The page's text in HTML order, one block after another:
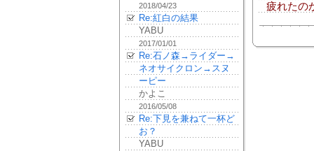
2018/04/23
Re:紅白の結果
YABU
2017/01/01
Re:石ノ森→ライダー→
ネオサイクロン→スヌ
ーピー
かよこ
2016/05/08
Re:下見を兼ねて一杯ど
お？
YABU
疲れたの